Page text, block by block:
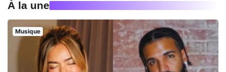
À la une
Musique